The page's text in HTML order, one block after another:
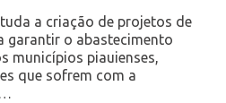
a criação de projetos de
garantir o abastecimento
municípios piauienses,
que sofrem com a